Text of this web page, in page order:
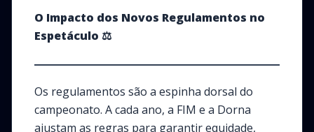
O Impacto dos Novos Regulamentos no
Espetáculo ⚖️
Os regulamentos são a espinha dorsal do
campeonato. A cada ano, a FIM e a Dorna
ajustam as regras para garantir equidade,